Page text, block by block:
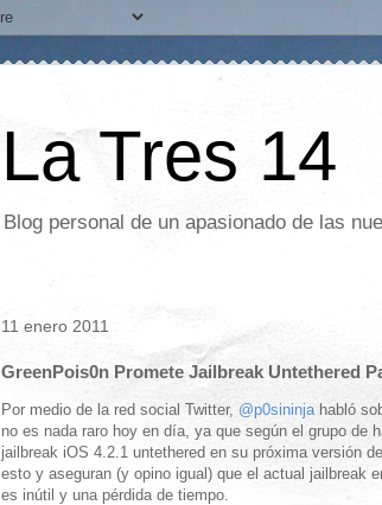
La Tres 14
Blog personal de un apasionado de las
11 enero 2011
GreenPois0n Promete Jailbreak Untethered
Por medio de la red social Twitter, @p0sininjahabló
no es nada raro hoy en día, ya que según el grupo de
jailbreak iOS 4.2.1 untethered en su próxima versión
esto y aseguran (y opino igual) que el actual jailbreak
es inútil y una pérdida de tiempo.